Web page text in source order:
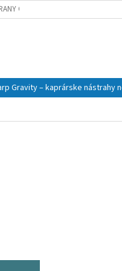
OSOBNÝCH ÚDAJOV
Gravity – kaprárske nástrahy